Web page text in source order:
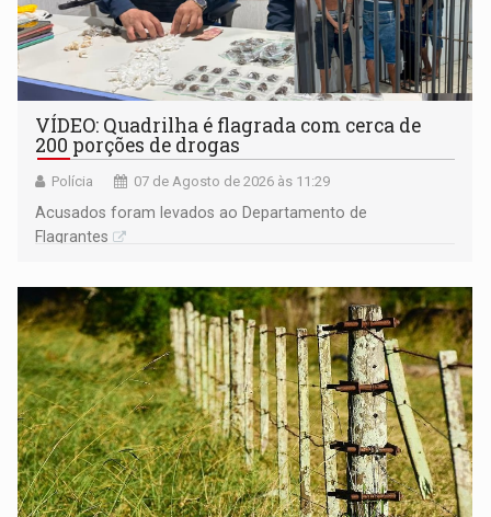
VÍDEO: Quadrilha é flagrada com cerca de
200 porções de drogas
Polícia 07 de Agosto de 2026 às 11:29
Acusados foram levados ao Departamento de
Flagrantes